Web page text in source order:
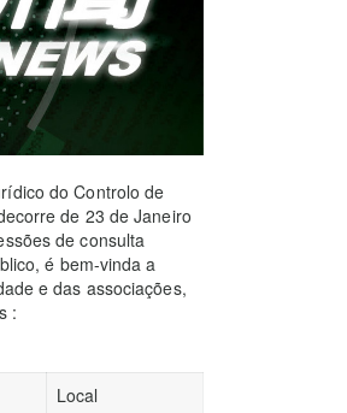
do Controlo de
de 23 de Janeiro
de consulta
é bem-vinda a
e das associações,
:
Local